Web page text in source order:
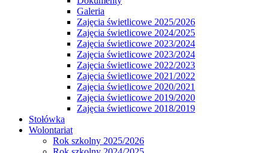
Galeria
Zajęcia świetlicowe 2025/2026
Zajęcia świetlicowe 2024/2025
Zajęcia świetlicowe 2023/2024
Zajęcia świetlicowe 2023/2024
Zajęcia świetlicowe 2022/2023
Zajęcia świetlicowe 2021/2022
Zajęcia świetlicowe 2020/2021
Zajęcia świetlicowe 2019/2020
Zajęcia świetlicowe 2018/2019
Stołówka
Wolontariat
Rok szkolny 2025/2026